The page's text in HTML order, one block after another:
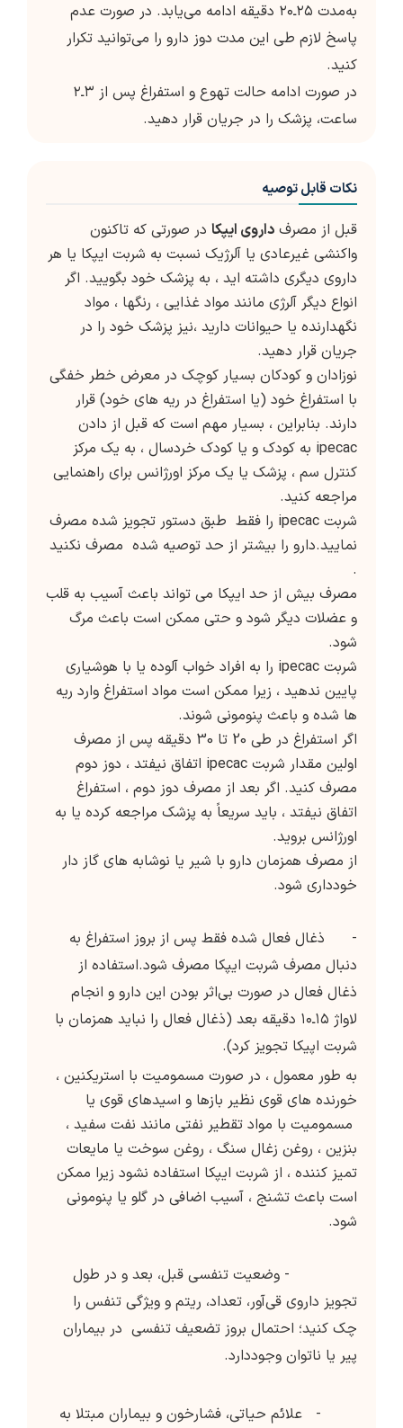
به‌مدت ۲۵ـ۲۰ دقيقه ادامه مي‌يابد. در صورت عدم
پاسخ لازم طى اين مدت دوز دارو را مي‌توانيد تکرار
کنيد.
در صورت ادامه حالت تهوع و استفراغ پس از ۳ـ۲
ساعت، پزشک را در جريان قرار دهيد.
نکات قابل توصیه
قبل از مصرف داروی ایپکا در صورتی که تاکنون
واکنشی غیرعادی یا آلرژیک نسبت به شربت ایپکا یا هر
داروی دیگری داشته اید ، به پزشک خود بگویید. اگر
انواع دیگر آلرژی مانند مواد غذایی ، رنگها ، مواد
نگهدارنده یا حیوانات دارید ،نیز پزشک خود را در
جریان قرار دهید.
نوزادان و كودكان بسیار كوچك در معرض خطر خفگی
با استفراغ خود (یا استفراغ در ریه های خود) قرار
دارند. بنابراین ، بسیار مهم است که قبل از دادن
ipecac به کودک و یا کودک خردسال ، به یک مرکز
کنترل سم ، پزشک یا یک مرکز اورژانس برای راهنمایی
مراجعه کنید.
شربت ipecac را فقط طبق دستور تجویز شده مصرف
نمایید.دارو را بیشتر از حد توصیه شده مصرف نکنید
.
مصرف بیش از حد ایپکا می تواند باعث آسیب به قلب
و عضلات دیگر شود و حتی ممکن است باعث مرگ
شود.
شربت ipecac را به افراد خواب آلوده یا با هوشیاری
پایین ندهید ، زیرا ممکن است مواد استفراغ وارد ریه
ها شده و باعث پنومونی شوند.
اگر استفراغ در طی 20 تا 30 دقیقه پس از مصرف
اولین مقدار شربت ipecac اتفاق نیفتد ، دوز دوم
مصرف کنید. اگر بعد از مصرف دوز دوم ، استفراغ
اتفاق نیفتد ، باید سریعاً به پزشک مراجعه کرده یا به
اورژانس بروید.
از مصرف همزمان دارو با شير يا نوشابه هاي گاز دار
خودداري شود.
- ذغال فعال شده فقط پس از بروز استفراغ به
دنبال مصرف شربت ايپكا مصرف شود.استفاده از
ذغال فعال در صورت بي‌اثر بودن اين دارو و انجام
لاواژ ۱۵ـ۱۰ دقيقه بعد (ذغال فعال را نبايد همزمان با
شربت اپيکا تجويز کرد).
به طور معمول ، در صورت مسمومیت با استریکنین ،
خورنده های قوی نظیر بازها و اسیدهای قوی یا
مسمومیت با مواد تقطیر نفتی مانند نفت سفید ،
بنزین ، روغن زغال سنگ ، روغن سوخت یا مایعات
تمیز کننده ، از شربت ایپکا استفاده نشود زیرا ممکن
است باعث تشنج ، آسیب اضافی در گلو یا پنومونی
شود.
- وضعيت تنفسى قبل، بعد و در طول
تجويز داروى قي‌آور، تعداد، ريتم و ويژگى تنفس را
چک کنيد؛ احتمال بروز تضعیف تنفسی در بيماران
پير يا ناتوان وجوددارد.
- علائم حياتي، فشارخون و بيماران مبتلا به